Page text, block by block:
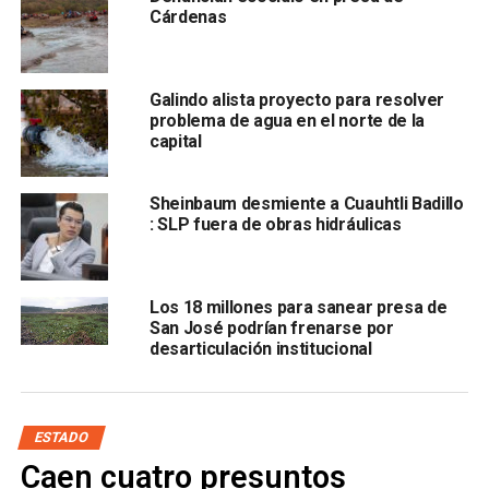
, tras lo cual se empezó a trabajar en un proyecto con la
dirección en San Luis Potosí, cargo de Darío González.
Se acordó que el estado participe a través de la CEA, por
lo quese aprobó el presupuesto y pronto iniciarán los
trabajos
; “se le va a dar mantenimiento al cárcamo principal, que es
el ducto, en donde se descargaban las aguas negras de la
El diputado Badillo Moreno añadió que “
instancia es sanear la presa San José, después
Cárdenas
Galindo alista proyecto para resolver
problema de agua en el norte de la
capital
Sheinbaum desmiente a Cuauhtli Badillo
: SLP fuera de obras hidráulicas
Los 18 millones para sanear presa de
San José podrían frenarse por
desarticulación institucional
ESTADO
Caen cuatro presuntos